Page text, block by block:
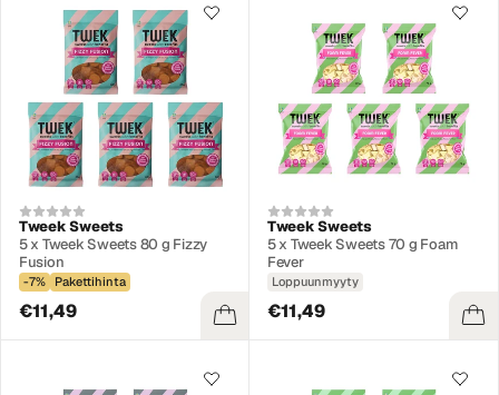
Tweek Sweets
5 x Tweek Sweets 80 g Fizzy
Fusion
-7% Pakettihinta
€11,49
Tweek Sweets
5 x Tweek Sweets 70 g Foam
Fever
Loppuunmyyty
€11,49